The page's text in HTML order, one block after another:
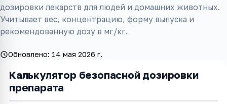
дозировки лекарств для людей и домашних животных.
Учитывает вес, концентрацию, форму выпуска и
рекомендованную дозу в мг/кг.
Обновлено: 14 мая 2026 г.
Калькулятор безопасной дозировки
препарата